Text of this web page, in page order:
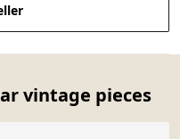
vintage pieces